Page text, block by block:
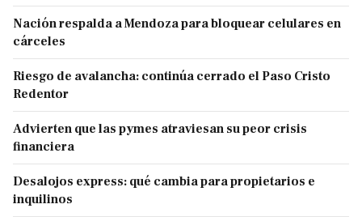
Nación respalda a Mendoza para bloquear celulares en
cárceles
Riesgo de avalancha: continúa cerrado el Paso Cristo
Redentor
Advierten que las pymes atraviesan su peor crisis
financiera
Desalojos express: qué cambia para propietarios e
inquilinos